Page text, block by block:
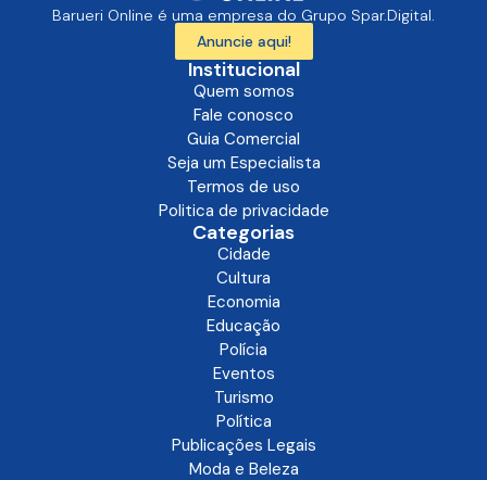
Barueri Online é uma empresa do Grupo Spar.Digital.
Anuncie aqui!
Institucional
Quem somos
Fale conosco
Guia Comercial
Seja um Especialista
Termos de uso
Politica de privacidade
Categorias
Cidade
Cultura
Economia
Educação
Polícia
Eventos
Turismo
Política
Publicações Legais
Moda e Beleza